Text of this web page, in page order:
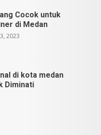
Cocok untuk
di Medan
2023
di kota medan
Diminati